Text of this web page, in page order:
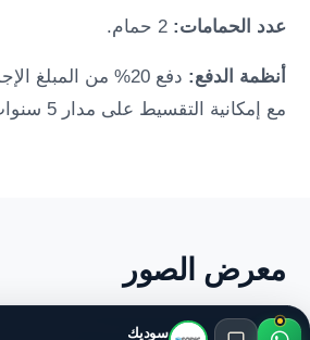
عدد الحمامات: 2 حمام.
أنظمة الدفع:
دفع 20% من المبلغ
مع إمكانية التقسيط على مدار 5 سنوات.
معرض الصور
سوديك